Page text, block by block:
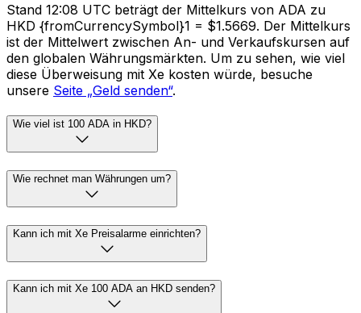
Stand 12:08 UTC beträgt der Mittelkurs von ADA zu
HKD {fromCurrencySymbol}1 = $1.5669. Der Mittelkurs
ist der Mittelwert zwischen An- und Verkaufskursen auf
den globalen Währungsmärkten. Um zu sehen, wie viel
diese Überweisung mit Xe kosten würde, besuche
unsere Seite „Geld senden“.
Wie viel ist 100 ADA in HKD?
Wie rechnet man Währungen um?
Kann ich mit Xe Preisalarme einrichten?
Kann ich mit Xe 100 ADA an HKD senden?